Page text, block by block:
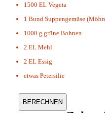
1500 EL Vegeta
1 Bund Suppengemüse
1000 g grüne Bohnen
2 EL Mehl
2 EL Essig
etwas Petersilie